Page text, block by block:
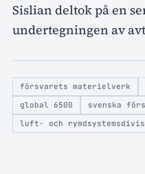
Sislian deltok på en
undertegningen av
försvarets materielverk
global 6500
svenska
luft- och